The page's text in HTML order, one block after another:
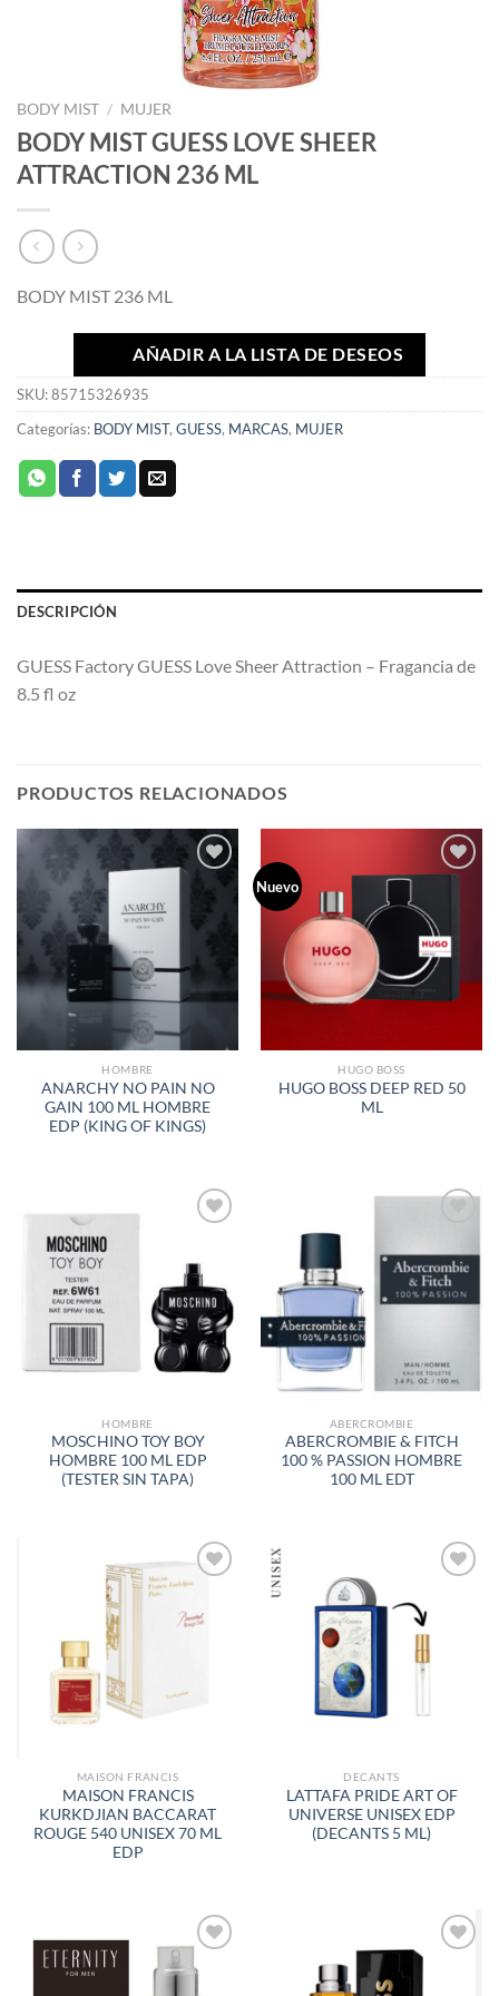
BODY MIST / MUJER
BODY MIST GUESS LOVE SHEER
ATTRACTION 236 ML
BODY MIST 236 ML
AÑADIR A LA LISTA DE DESEOS
SKU:85715326935
Categorías: BODY MIST, GUESS, MARCAS, MUJER
DESCRIPCIÓN
GUESS Factory GUESS Love Sheer Attraction – Fragancia de
8.5 fl oz
PRODUCTOS RELACIONADOS
LISTA
HOMBRE
ANARCHY NO PAIN NO
GAIN 100 ML HOMBRE
EDP (KING OF KINGS)
Nuevo
A LA
LISTA
DE
DESEOS
HUGO BOSS
HUGO BOSS DEEP RED 50
ML
A LA
LISTA
DE
DESEOS
HOMBRE
MOSCHINO TOY BOY
HOMBRE 100 ML EDP
(TESTER SIN TAPA)
LISTA
DE
ABERCROMBIE
ABERCROMBIE & FITCH
100 % PASSION HOMBRE
100 ML EDT
A LA
MAISON FRANCIS
MAISON FRANCIS
KURKDJIAN BACCARAT
ROUGE 540 UNISEX 70 ML
EDP
A LA
LISTA
DE
DESEOS
DECANTS
LATTAFA PRIDE ART OF
UNIVERSE UNISEX EDP
(DECANTS 5 ML)
AÑADIR